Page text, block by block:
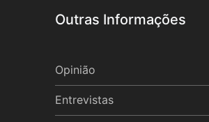
Outras Informações
Opinião
Entrevistas